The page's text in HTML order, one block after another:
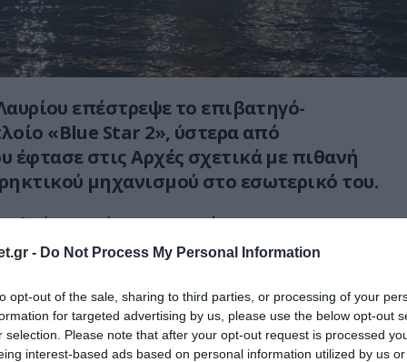
- Do Not Process My Personal Information
opt-out of the sale, sharing to third parties, or processing of your
for targeted advertising by us, please use the below opt-out
selection. Please note that after your opt-out request is processed
interest-based ads based on personal information utilized by us
επέστρεψε το επιβατηγό-
«Blue Star 2», ύστερα από
έφτασε στις Αρχές σχετικά με πιθανή
μηχανισμού στο εσωτερικό του.
από τον Πειραιά στις 18:40,
δρομολόγιό του προς Σύρο,
ο μηχανισμός ασφαλείας, όταν το
Ιωαννίνων ενημερώθηκε από άγνωστο
είχε τοποθετηθεί βόμβα.